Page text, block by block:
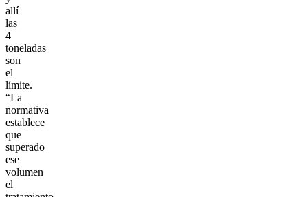
allí
las
4
toneladas
son
el
límite.
“La
normativa
establece
que
superado
ese
volumen
el